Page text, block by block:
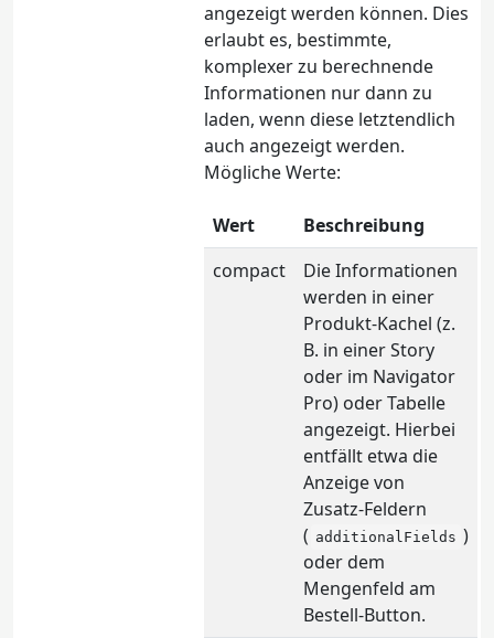
angezeigt werden können. Dies
erlaubt es, bestimmte,
komplexer zu berechnende
Informationen nur dann zu
laden, wenn diese letztendlich
auch angezeigt werden.
Mögliche Werte:
Wert
Beschreibung
compact
Die Informationen
werden in einer
Produkt-Kachel (z.
B. in einer Story
oder im Navigator
Pro) oder Tabelle
angezeigt. Hierbei
entfällt etwa die
Anzeige von
Zusatz-Feldern
( additionalFields )
oder dem
Mengenfeld am
Bestell-Button.